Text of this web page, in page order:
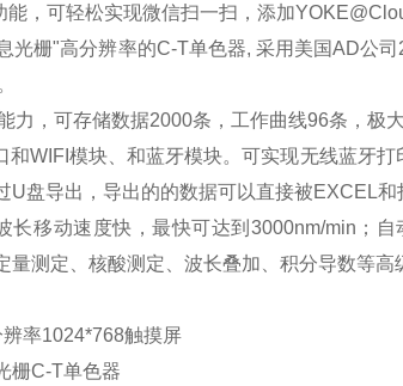
能，可轻松实现微信扫一扫，添加
光栅"高分辨率的C-T单色器, 采用美国AD公
力，可存储数据2000条，工作曲线96条，极
和WIFI模块、和蓝牙模块。可实现无线蓝牙
U盘导出，导出的的数据可以直接被EXCEL和
长移动速度快，最快可达到3000nm/min；
量测定、核酸测定、波长叠加、积分导数等高
率1024*768触摸屏
栅C-T单色器